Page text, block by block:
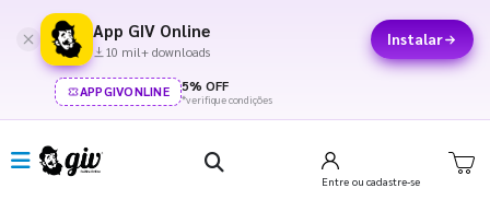
App GIV Online
10 mil+ downloads
Instalar
APPGIVONLINE 5% OFF
*verifique condições
Entre ou cadastre-se